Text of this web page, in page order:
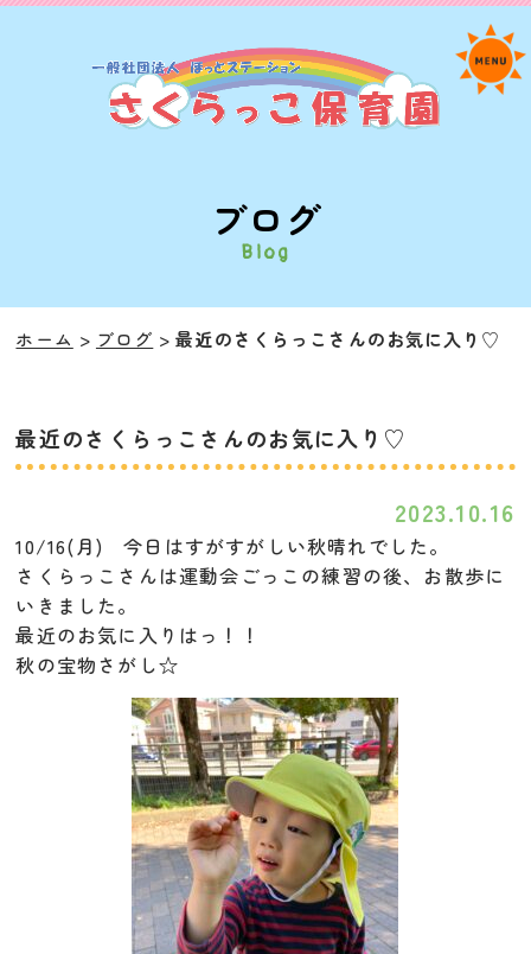
ブログ
Blog
ホーム ブログ 最近のさくらっこさんのお気に入り♡
最近のさくらっこさんのお気に入り♡
2023.10.16
10/16(月) 今日はすがすがしい秋晴れでした。
さくらっこさんは運動会ごっこの練習の後、お散歩に
いきました。
最近のお気に入りはっ！！
秋の宝物さがし☆